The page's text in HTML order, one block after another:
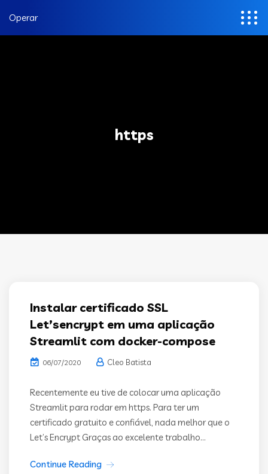
Operar
https
Instalar certificado SSL
Let’sencrypt em uma aplicação
Streamlit com docker-compose
06/07/2020 Cleo Batista
Recentemente eu tive de colocar uma aplicação
Streamlit para rodar em https. Para ter um
certificado gratuito e confiável, nada melhor que o
Let’s Encrypt Graças ao excelente trabalho...
Continue Reading